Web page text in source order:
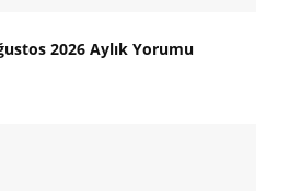
2026 Aylık Yorumu